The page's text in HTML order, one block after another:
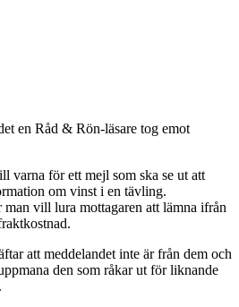
en Råd & Rön-läsare tog emot
varna för ett mejl som ska se ut att
om vinst i en tävling.
vill lura mottagaren att lämna ifrån
att meddelandet inte är från dem och
den som råkar ut för liknande